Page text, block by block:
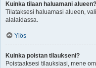
Kuinka tilaan haluamani alueen?
Tilataksesi haluamasi alueen,
alalaidassa.
Ylös
Kuinka poistan tilaukseni?
Poistaaksesi tilauksiasi, mene